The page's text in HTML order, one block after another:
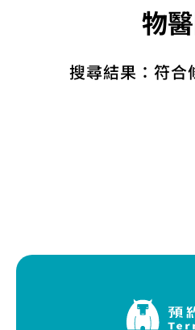
物
搜尋結果：符合